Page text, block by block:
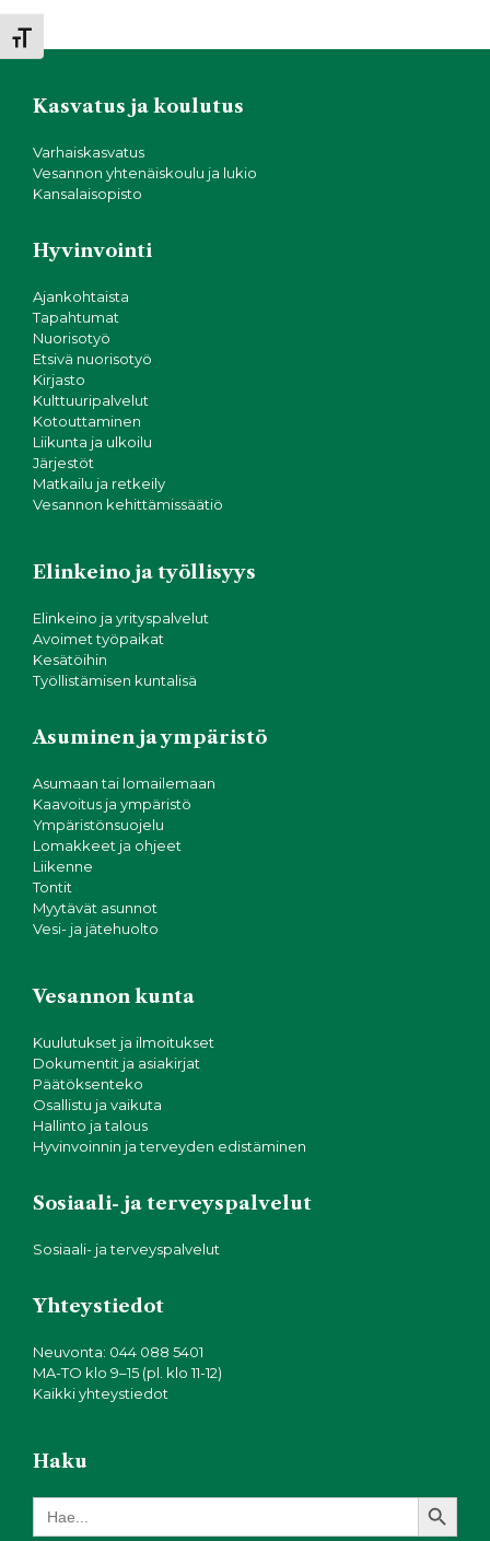
Toggle Font size
Kasvatus ja koulutus
Varhaiskasvatus
Vesannon yhtenäiskoulu ja lukio
Kansalaisopisto
Hyvinvointi
Ajankohtaista
Tapahtumat
Nuorisotyö
Etsivä nuorisotyö
Kirjasto
Kulttuuripalvelut
Kotouttaminen
Liikunta ja ulkoilu
Järjestöt
Matkailu ja retkeily
Vesannon kehittämissäätiö
Elinkeino ja työllisyys
Elinkeino ja yrityspalvelut
Avoimet työpaikat
Kesätöihin
Työllistämisen kuntalisä
Asuminen ja ympäristö
Asumaan tai lomailemaan
Kaavoitus ja ympäristö
Ympäristönsuojelu
Lomakkeet ja ohjeet
Liikenne
Tontit
Myytävät asunnot
Vesi- ja jätehuolto
Vesannon kunta
Kuulutukset ja ilmoitukset
Dokumentit ja asiakirjat
Päätöksenteko
Osallistu ja vaikuta
Hallinto ja talous
Hyvinvoinnin ja terveyden edistäminen
Sosiaali- ja terveyspalvelut
Sosiaali- ja terveyspalvelut
Yhteystiedot
Neuvonta: 044 088 5401
MA-TO klo 9–15 (pl. klo 11-12)
Kaikki yhteystiedot
Haku
Search
for:
Search Button